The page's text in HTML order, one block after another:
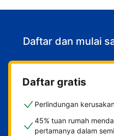
Daftar dan mulai
Daftar gratis
Perlindungan
45% tuan rumah
pertamanya dalam